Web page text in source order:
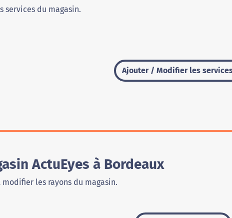
services du magasin.
Ajouter / Modifier les
ActuEyes à Bordeaux
les rayons du magasin.